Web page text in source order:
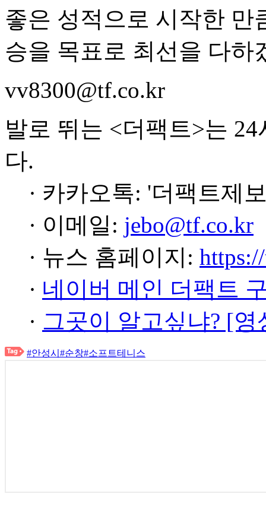
좋은 성적으로 시작한 만
승을 목표로 최선을 다하
vv8300@tf.co.kr
발로 뛰는 <더팩트>는
다.
· 카카오톡: '더팩트제
· 이메일: jebo@tf.co.kr
· 뉴스 홈페이지:
· 네이버 메인 더팩트
· 그곳이 알고싶냐? [
#안성시 #순창#소프트테니스